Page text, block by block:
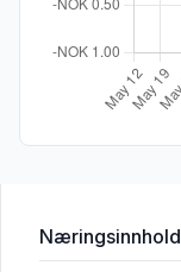
Næringsinnhold